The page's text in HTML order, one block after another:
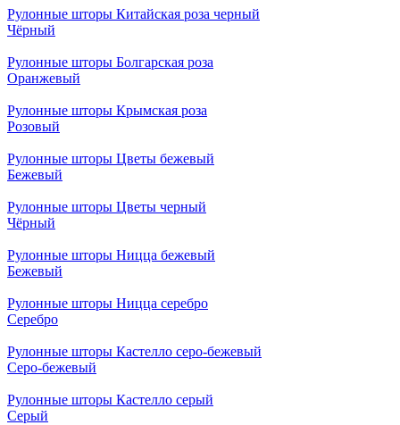
Рулонные шторы Китайская роза черный
Чёрный
Рулонные шторы Болгарская роза
Оранжевый
Рулонные шторы Крымская роза
Розовый
Рулонные шторы Цветы бежевый
Бежевый
Рулонные шторы Цветы черный
Чёрный
Рулонные шторы Ницца бежевый
Бежевый
Рулонные шторы Ницца серебро
Серебро
Рулонные шторы Кастелло серо-бежевый
Серо-бежевый
Рулонные шторы Кастелло серый
Серый